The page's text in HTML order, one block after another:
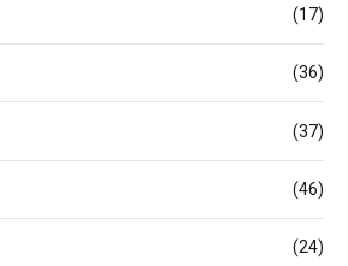
(17)
(36)
(37)
(46)
(24)